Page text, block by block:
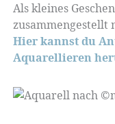
Als kleines
Hier kannst du
Aquarellieren